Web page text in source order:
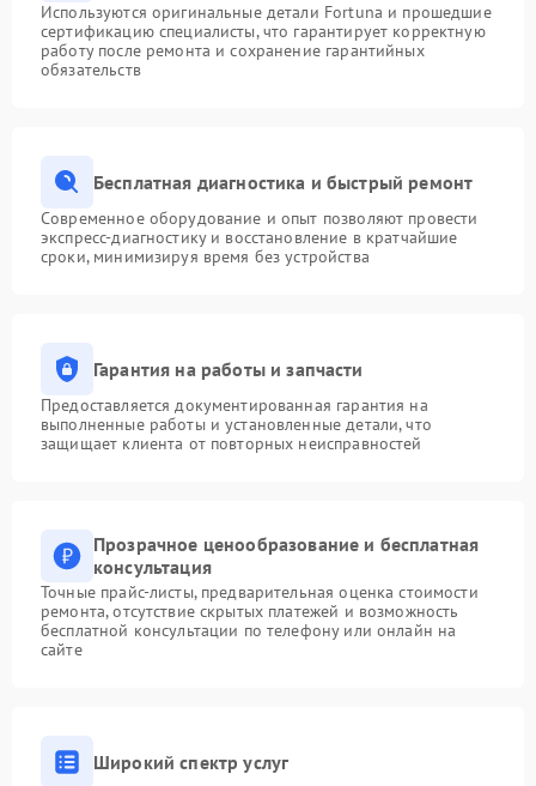
Используются оригинальные детали Fortuna и прошедшие
сертификацию специалисты, что гарантирует корректную
работу после ремонта и сохранение гарантийных
обязательств
Бесплатная диагностика и быстрый ремонт
Современное оборудование и опыт позволяют провести
экспресс-диагностику и восстановление в кратчайшие
сроки, минимизируя время без устройства
Гарантия на работы и запчасти
Предоставляется документированная гарантия на
выполненные работы и установленные детали, что
защищает клиента от повторных неисправностей
Прозрачное ценообразование и бесплатная
консультация
Точные прайс-листы, предварительная оценка стоимости
ремонта, отсутствие скрытых платежей и возможность
бесплатной консультации по телефону или онлайн на
сайте
Широкий спектр услуг